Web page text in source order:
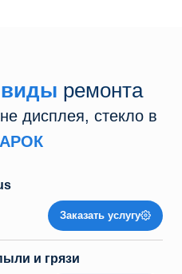
виды ремонта
дисплея, стекло в
Заказать услугу
и грязи